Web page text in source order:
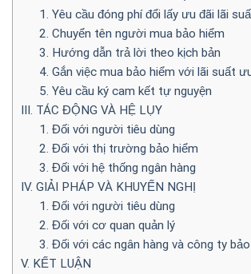
1. Yêu cầu đóng phí đổi lấy ưu đãi lãi
2. Chuyển tên người mua bảo hiểm
3. Hướng dẫn trả lời theo kịch bản
4. Gắn việc mua bảo hiểm với lãi suất
5. Yêu cầu ký cam kết tự nguyện
III. TÁC ĐỘNG VÀ HỆ LỤY
1. Đối với người tiêu dùng
2. Đối với thị trường bảo hiểm
3. Đối với hệ thống ngân hàng
IV. GIẢI PHÁP VÀ KHUYẾN NGHỊ
1. Đối với người tiêu dùng
2. Đối với cơ quan quản lý
3. Đối với các ngân hàng và công ty
V. KẾT LUẬN